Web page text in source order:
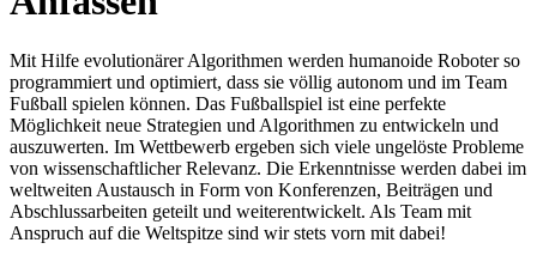
Mit Hilfe evolutionärer Algorithmen werden humanoide Roboter so
programmiert und optimiert, dass sie völlig autonom und im Team
Fußball spielen können. Das Fußballspiel ist eine perfekte
Möglichkeit neue Strategien und Algorithmen zu entwickeln und
auszuwerten. Im Wettbewerb ergeben sich viele ungelöste Probleme
von wissenschaftlicher Relevanz. Die Erkenntnisse werden dabei im
weltweiten Austausch in Form von Konferenzen, Beiträgen und
Abschlussarbeiten geteilt und weiterentwickelt. Als Team mit
Anspruch auf die Weltspitze sind wir stets vorn mit dabei!